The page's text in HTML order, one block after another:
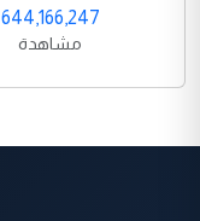
644,166,247
مشاهدة